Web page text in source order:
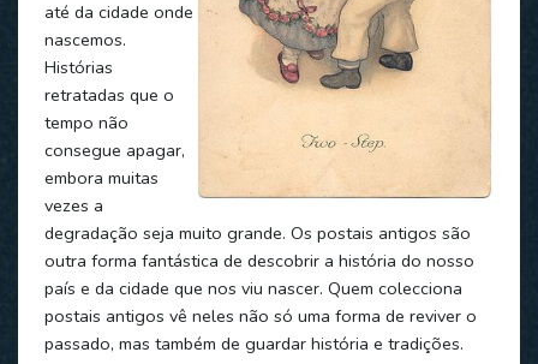
até da cidade onde
nascemos.
Histórias
retratadas que o
tempo não
consegue apagar,
embora muitas
vezes a
degradação seja muito grande. Os postais antigos são
outra forma fantástica de descobrir a história do nosso
país e da cidade que nos viu nascer. Quem colecciona
postais antigos vê neles não só uma forma de reviver o
passado, mas também de guardar história e tradições.